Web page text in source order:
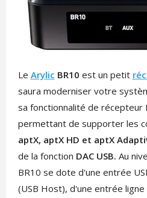
Le Arylic BR10 est un petit
saura moderniser votre
sa fonctionnalité de récepteur
permettant de supporter les
aptX, aptX HD et aptX
de la fonction DAC USB. Au
BR10 se dote d'une entrée
(USB Host), d'une entrée